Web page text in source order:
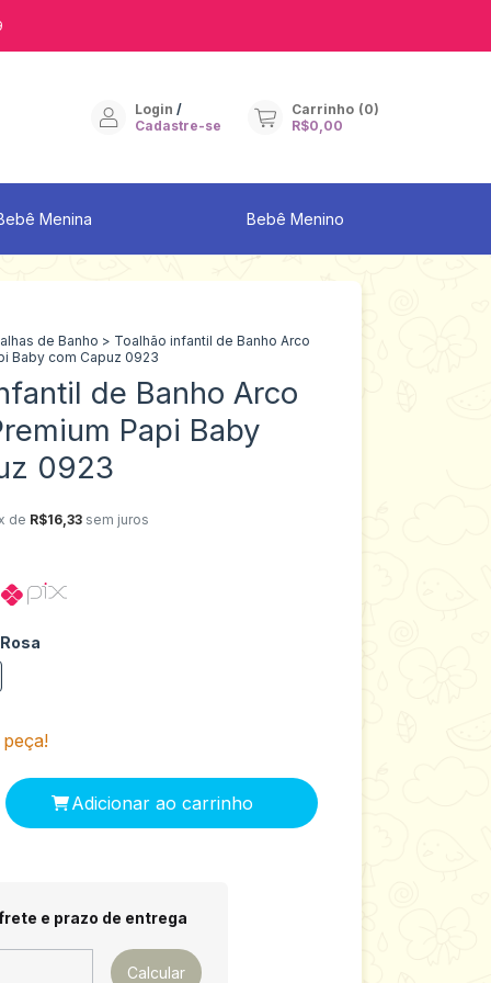
Login /
Cadastre-se
Carrinho (0)
R$0,00
Menina Bebê Menino
de Banho > Toalhão infantil de Banho Arco
Baby com Capuz 0923
de Banho Arco
Papi Baby
0923
de R$16,33 sem juros
Alterar CEP
e prazo de entrega
Calcular